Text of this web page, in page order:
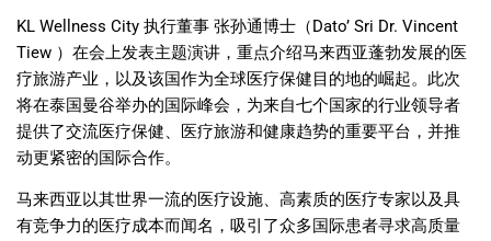
KL Wellness City 执行董事 张孙通博士（Dato’ Sri Dr. Vincent
Tiew ）在会上发表主题演讲，重点介绍马来西亚蓬勃发展的医
疗旅游产业，以及该国作为全球医疗保健目的地的崛起。此次
将在泰国曼谷举办的国际峰会，为来自七个国家的行业领导者
提供了交流医疗保健、医疗旅游和健康趋势的重要平台，并推
动更紧密的国际合作。
马来西亚以其世界一流的医疗设施、高素质的医疗专家以及具
有竞争力的医疗成本而闻名，吸引了众多国际患者寻求高质量